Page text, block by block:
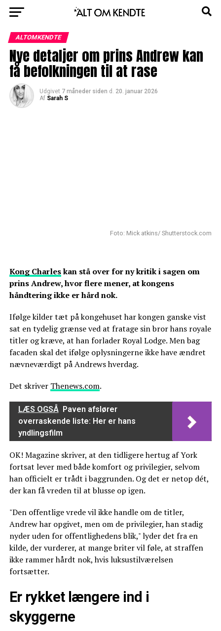
ALTOMKENDTE
Nye detaljer om prins Andrew kan
få befolkningen til at rase
Udgivet 7 måneder siden d. 20. januar 2026
Af Sarah S
Foto: Mick atkins/ Shutterstock.com
Kong Charleskan stå over for ny kritik i sagen om
prins Andrew, hvor flere mener, at kongens
håndtering ikke er hård nok.
Ifølge kilder tæt på kongehuset har kongen ganske vist
sat en tydelig grænse ved at fratage sin bror hans royale
titler og kræve, at han forlader Royal Lodge. Men bag
facaden skal det ifølge oplysningerne ikke have ændret
nævneværdigt på Andrews hverdag.
Det skriver Thenews.com.
LÆS OGSÅ Paven afslører
overraskende liste: Her er hans
yndlingsfilm
OK! Magazine skriver, at den tidligere hertug af York
fortsat lever med både komfort og privilegier, selvom
han officielt er trådt i baggrunden. Og det er netop dét,
der kan få vreden til at blusse op igen.
"Den offentlige vrede vil ikke handle om de titler,
Andrew har opgivet, men om de privilegier, han stadig
nyder uden for offentlighedens blik," lyder det fra en
kilde, der vurderer, at mange briter vil føle, at straffen
ikke rammer hårdt nok, hvis luksustilværelsen
fortsætter.
Er rykket længere ind i
skyggerne